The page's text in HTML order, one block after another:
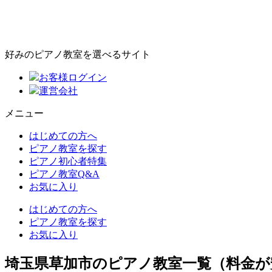
好みのピアノ教室を選べるサイト
お客様ログイン
運営会社
メニュー
はじめての方へ
ピアノ教室を探す
ピアノ初心者特集
ピアノ教室Q&A
お気に入り
はじめての方へ
ピアノ教室を探す
お気に入り
埼玉県草加市のピアノ教室一覧（料金